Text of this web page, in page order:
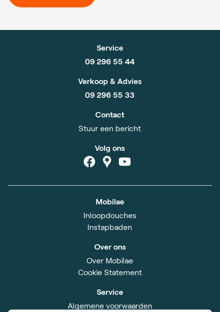
Service
09 296 55 44
Verkoop & Advies
09 296 55 33
Contact
Stuur een bericht
Volg ons
Mobilae
Inloopdouches
Instapbaden
Over ons
Over Mobilae
Cookie Statement
Service
Algemene voorwaarden